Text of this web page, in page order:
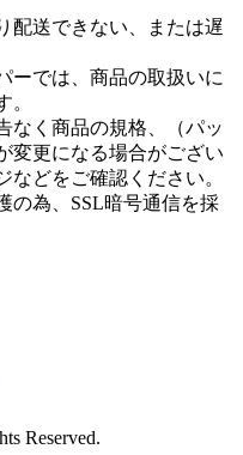
配送できない、または遅
ーでは、商品の取扱いに
。
なく商品の規格、（パッ
変更になる場合がござい
などをご確認ください。
の為、SSL暗号通信を採
Reserved.